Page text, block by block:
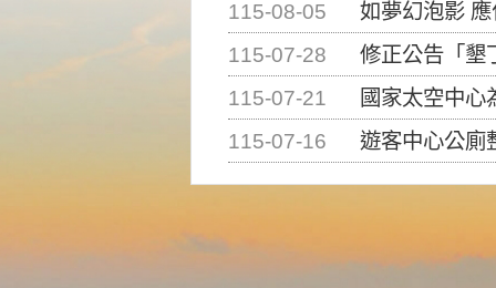
115-08-05
如夢幻泡影
115-07-28
修正公告「墾丁國家公
115-07-21
國家太空中心為辦理
115-07-16
遊客中心公廁